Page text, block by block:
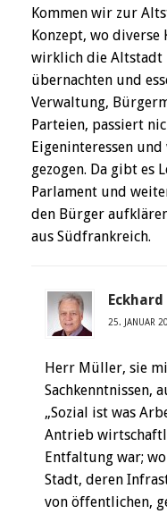
Kommen wir zur
Konzept, wo
wirklich die Altstadt
übernachten und
Verwaltung,
Parteien, passiert
Eigeninteressen
gezogen. Da gibt es
Parlament und
den Bürger
aus Südfrankreich.
Eckhard
25. JANUAR
Herr Müller, sie
Sachkenntnissen,
„Sozial ist was
Antrieb
Entfaltung war;
Stadt, deren
von öffentlichen,